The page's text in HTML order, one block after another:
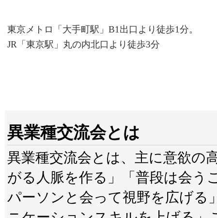
東京メトロ「大手町駅」B1出口より徒歩1分。
JR「東京駅」丸の内北口より徒歩3分
異業種交流会とは
異業種交流会とは、主に意欲の
がる人脈を作る」「普段は会う
パーソンと会って視野を広げる